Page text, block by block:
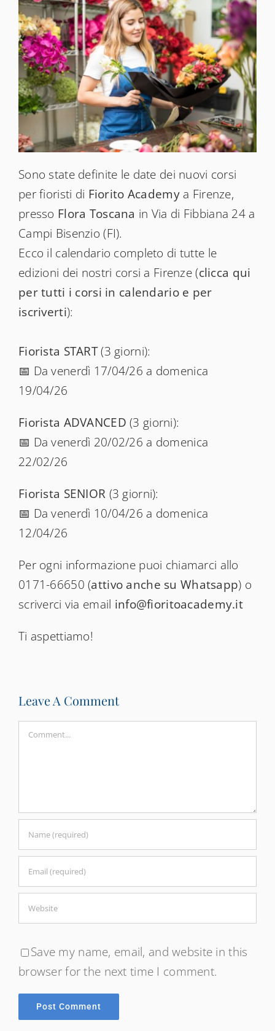
News
Shop
Sono state definite le date dei nuovi corsi
per fioristi di Fiorito Academya Firenze,
presso Flora Toscana in Via di Fibbiana 24 a
Campi Bisenzio (FI).
Ecco il calendario completo di tutte le
edizioni dei nostri corsi a Firenze (clicca qui
per tutti i corsi in calendario e per
iscriverti):
Fiorista START(3 giorni):
📅 Da venerdì 17/04/26 a domenica
19/04/26
Fiorista ADVANCED (3 giorni):
📅 Da venerdì 20/02/26 a domenica
22/02/26
Fiorista SENIOR (3 giorni):
📅 Da venerdì 10/04/26 a domenica
12/04/26
Per ogni informazione puoi chiamarci allo
0171-66650 (attivo anche su Whatsapp) o
scriverci via email info@fioritoacademy.it
Ti aspettiamo!
Leave A Comment
Comment
Save my name, email, and website in this
browser for the next time I comment.